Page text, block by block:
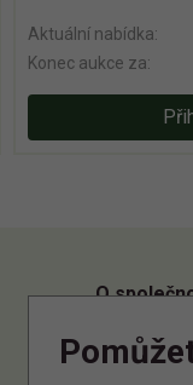
Aktuální nabídka:
Konec aukce za:
O
O nás